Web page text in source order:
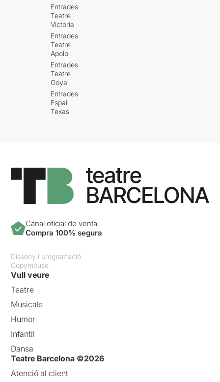
Entrades
Teatre
Victòria
Entrades
Teatre
Apolo
Entrades
Teatre
Goya
Entrades
Espai
Texas
Canal oficial de venta
Compra 100% segura
Disseny i programació:
Copymouse
Vull veure
Teatre
Musicals
Humor
Infantil
Dansa
Teatre Barcelona ©2026
Atenció al client